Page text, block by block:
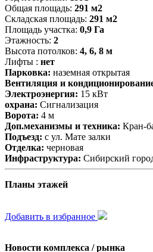
Общая площадь: 291 м2
Складская площадь: 291 м2
Площадь участка: 0,9 Га
Этажность: 2
Высота потолков: 4, 6, 8 м
Лифты : нет
Парковка: наземная открытая
Вентиляция и
Электроэнергия: 15 кВт
охрана: Сигнализация
Ворота: 4 м
Доп.механизмы и техника: Кран-
Подъезд: с ул. Мате залки
Отделка: черновая
Инфраструктура: Сибирский
Планы этажей
Добавить в избранное
Новости комплекса / рынка